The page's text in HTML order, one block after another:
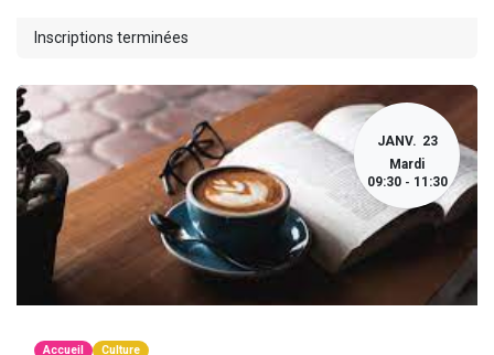
Inscriptions terminées
JANV. 23
Mardi
09:30 - 11:30
Accueil Culture